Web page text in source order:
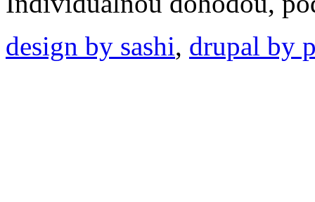
design by sashi, drupal by